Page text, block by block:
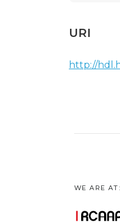
URI
http://
WE ARE AT: